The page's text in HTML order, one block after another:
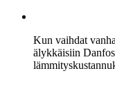
Kun vaihdat
älykkäisiin